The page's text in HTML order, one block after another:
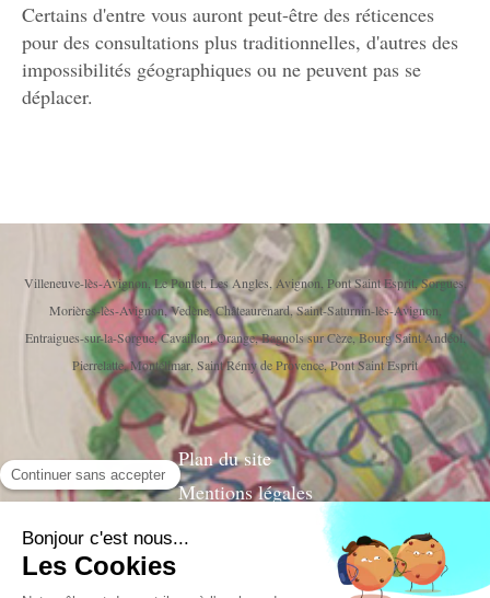
Certains d'entre vous auront peut-être des réticences
pour des consultations plus traditionnelles, d'autres des
impossibilités géographiques ou ne peuvent pas se
déplacer.
Villeneuve-lès-Avignon, Le Pontet, Les Angles, Avignon, Pont Saint Esprit, Sorgues,
Morières-lès-Avignon, Vedène, Châteaurenard, Saint-Saturnin-lès-Avignon,
Entraigues-sur-la-Sorgue, Cavaillon, Orange, Bagnols sur Cèze, Bourg Saint Andéol,
Pierrelatte, Montélimar, Saint Rémy de Provence, Pont Saint Esprit
Plan du site
Mentions légales
© 2014 Corinne VERA ALEXANDRE Psychanalyste